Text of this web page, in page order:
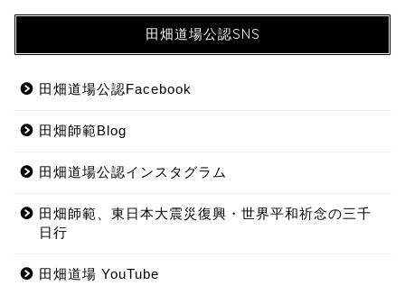
田畑道場公認SNS
田畑道場公認Facebook
田畑師範Blog
田畑道場公認インスタグラム
田畑師範、東日本大震災復興・世界平和祈念の三千
日行
田畑道場 YouTube